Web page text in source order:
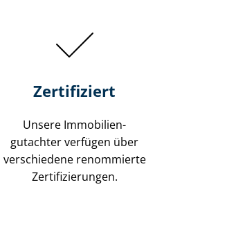
Zertifiziert
Unsere Immobilien­
gutachter verfügen über
verschiedene renommierte
Zer­ti­fi­zie­run­gen.